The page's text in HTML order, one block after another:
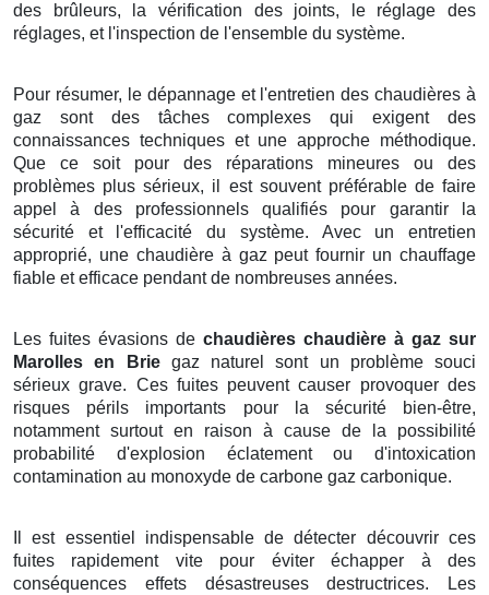
des brûleurs, la vérification des joints, le réglage des
réglages, et l'inspection de l'ensemble du système.
Pour résumer, le dépannage et l'entretien des chaudières à
gaz sont des tâches complexes qui exigent des
connaissances techniques et une approche méthodique.
Que ce soit pour des réparations mineures ou des
problèmes plus sérieux, il est souvent préférable de faire
appel à des professionnels qualifiés pour garantir la
sécurité et l'efficacité du système. Avec un entretien
approprié, une chaudière à gaz peut fournir un chauffage
fiable et efficace pendant de nombreuses années.
Les fuites évasions de chaudières chaudière à gaz sur
Marolles en Briegaz naturel sont un problème souci
sérieux grave. Ces fuites peuvent causer provoquer des
risques périls importants pour la sécurité bien-être,
notamment surtout en raison à cause de la possibilité
probabilité d'explosion éclatement ou d'intoxication
contamination au monoxyde de carbone gaz carbonique.
Il est essentiel indispensable de détecter découvrir ces
fuites rapidement vite pour éviter échapper à des
conséquences effets désastreuses destructrices. Les